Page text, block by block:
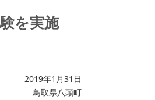
を実施
2019年1月31日
鳥取県八頭町